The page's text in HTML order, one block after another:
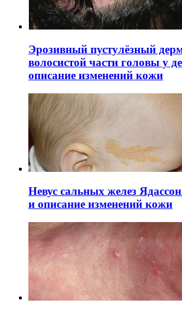
Эрозивный пустулёзный
волосистой части головы у
описание изменений кожи
Невус сальных желез
и описание изменений кожи